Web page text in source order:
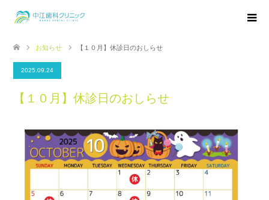
お知らせ 【１０月】休診日のおしらせ
2025.09.24
【１０月】休診日のおしらせ